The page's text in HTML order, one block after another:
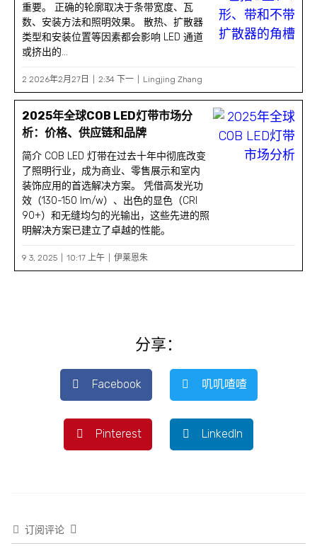
重要。 正确的轮廓取决于条带宽度、瓦
数、安装方法和照明效果。 散热、扩散器
类型和安装位置等因素都会影响 LED 通道
或挤出的...
2 2026年2月27日 2:34 下一 Lingjing Zhang
2025年全球COB LED灯带市场分
析：价格、供应链和品牌
简介 COB LED 灯带在过去十年中彻底改变
了照明行业，成为商业、零售展示和室内
装饰应用的首选解决方案。 凭借高发光功
效（130-150 lm/w）、出色的显色（CRI
90+）和无缝均匀的光输出，这些先进的照
明解决方案已建立了卓越的性能。
9 3, 2025 10:17 上午 伊莱恩朱
分享：
Facebook 叽叽喳喳
Pinterest LinkedIn
订阅评论